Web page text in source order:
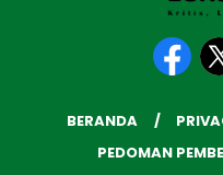
BERANDA
PEDOMAN